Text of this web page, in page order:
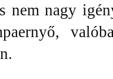
nem nagy